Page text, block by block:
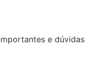
e dúvidas